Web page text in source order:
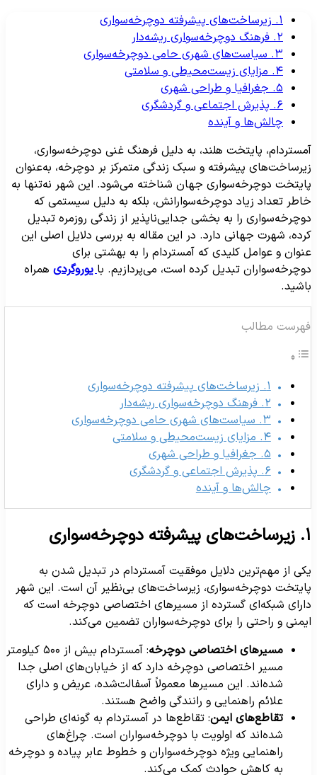
چالش‌ها و آینده
پایتخت هلند، به دلیل فرهنگ غنی دوچرخه‌سواری،
پیشرفته و سبک زندگی متمرکز بر دوچرخه، به‌عنوان
دوچرخه‌سواری جهان شناخته می‌شود. این شهر نه‌تنها به
تعداد زیاد دوچرخه‌سوارانش، بلکه به دلیل سیستمی که
را به بخشی جدایی‌ناپذیر از زندگی روزمره تبدیل
شهرت جهانی دارد. در این مقاله به بررسی دلایل اصلی این
و عوامل کلیدی که آمستردام را به بهشتی برای
تبدیل کرده است، می‌پردازیم. با یوروگردیهمراه
مطالب
۱. زیرساخت‌های پیشرفته دوچرخه‌سواری
۲. فرهنگ دوچرخه‌سواری ریشه‌دار
۳. سیاست‌های شهری حامی دوچرخه‌سواری
۴. مزایای زیست‌محیطی و سلامتی
۵. جغرافیا و طراحی شهری
۶. پذیرش اجتماعی و گردشگری
چالش‌ها و آینده
از مهم‌ترین دلایل موفقیت آمستردام در تبدیل شدن به
دوچرخه‌سواری، زیرساخت‌های بی‌نظیر آن است. این شهر
شبکه‌ای گسترده از مسیرهای اختصاصی دوچرخه است که
و راحتی را برای دوچرخه‌سواران تضمین می‌کند.
مسیرهای اختصاصی دوچرخه
: آمستردام بیش از ۵۰۰ کیلومتر
مسیر اختصاصی دوچرخه دارد که از خیابان‌های اصلی جدا
شده‌اند. این مسیرها معمولاً آسفالت‌شده، عریض و دارای
علائم راهنمایی و رانندگی واضح هستند.
تقاطع‌های ایمن: تقاطع‌ها در آمستردام به گونه‌ای طراحی
شده‌اند که اولویت با دوچرخه‌سواران است. چراغ‌های
راهنمایی ویژه دوچرخه‌سواران و خطوط عابر پیاده و دوچرخه
به کاهش حوادث کمک می‌کند.